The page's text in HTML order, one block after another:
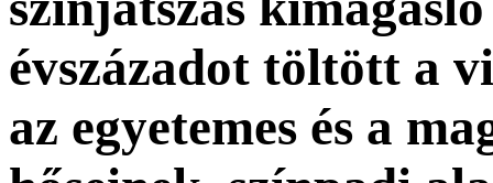
évszázadot töltött a
az egyetemes és a